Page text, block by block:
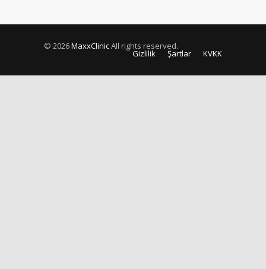
© 2026MaxxClinicAll rights reserved.
Gizlilik Şartlar KVKK